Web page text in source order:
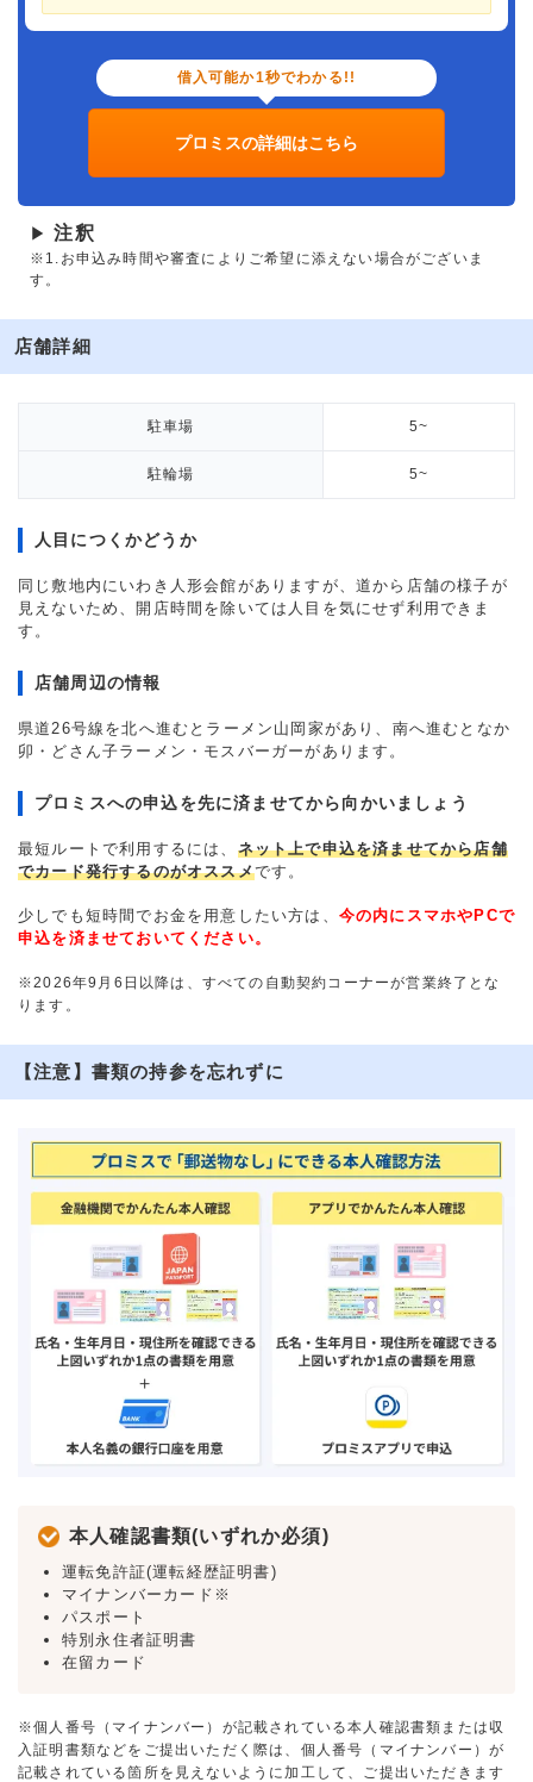
借入可能か1秒でわかる!!
プロミスの詳細はこちら
▶ 注釈
※1.お申込み時間や審査によりご希望に添えない場合がございま
す。
店舗詳細
駐車場 5~
駐輪場 5~
人目につくかどうか
同じ敷地内にいわき人形会館がありますが、道から店舗の様子が
見えないため、開店時間を除いては人目を気にせず利用できま
す。
店舗周辺の情報
県道26号線を北へ進むとラーメン山岡家があり、南へ進むとなか
卯・どさん子ラーメン・モスバーガーがあります。
プロミスへの申込を先に済ませてから向かいましょう
最短ルートで利用するには、 ネット上で申込を済ませてから店舗
でカード発行するのがオススメです。
少しでも短時間でお金を用意したい方は、 今の内にスマホやPCで
申込を済ませておいてください。
※2026年9月6日以降は、すべての自動契約コーナーが営業終了とな
ります。
【注意】書類の持参を忘れずに
本人確認書類(いずれか必須)
運転免許証(運転経歴証明書)
マイナンバーカード※
パスポート
特別永住者証明書
在留カード
※個人番号（マイナンバー）が記載されている本人確認書類または収
入証明書類などをご提出いただく際は、個人番号（マイナンバー）が
記載されている箇所を見えないように加工して、ご提出いただきます